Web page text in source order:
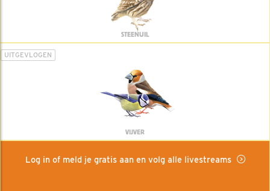
STEENUIL
UITGEVLOGEN
VIJVER
Log in of meld je gratis aan en volg alle livestreams